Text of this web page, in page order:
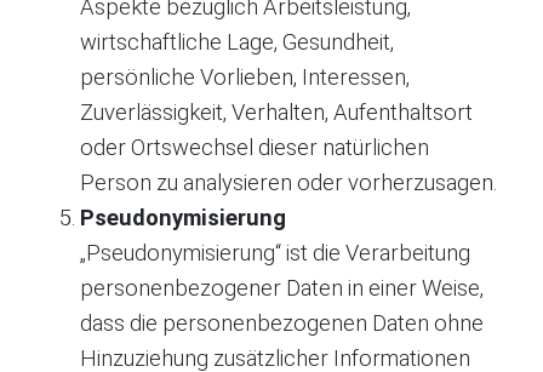
Aspekte bezüglich Arbeitsleistung,
wirtschaftliche Lage, Gesundheit,
persönliche Vorlieben, Interessen,
Zuverlässigkeit, Verhalten, Aufenthaltsort
oder Ortswechsel dieser natürlichen
Person zu analysieren oder vorherzusagen.
Pseudonymisierung
„Pseudonymisierung“ ist die Verarbeitung
personenbezogener Daten in einer Weise,
dass die personenbezogenen Daten ohne
Hinzuziehung zusätzlicher Informationen